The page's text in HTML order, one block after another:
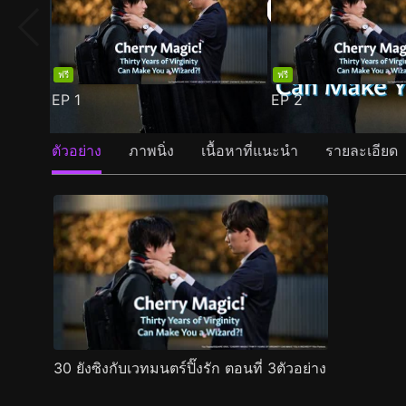
ฟรี
EP 1
ฟรี
EP2
ตัวอย่าง ภาพนิ่ง เนื้อหาที่แนะนำ รายละเอียด
30 ยังซิงกับเวทมนตร์ปิ๊งรัก ตอนที่ 3ตัวอย่าง